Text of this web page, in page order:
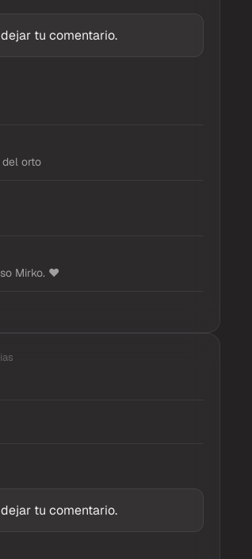
tu comentario.
orto
Mirko. ❤️
tu comentario.